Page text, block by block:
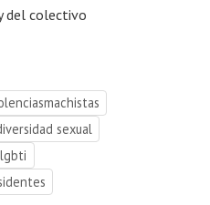
del colectivo
sexual
lgbti